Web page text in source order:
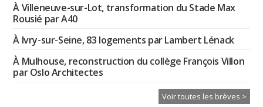
À Villeneuve-sur-Lot, transformation du Stade Max
Rousié par A40
À Ivry-sur-Seine, 83 logements par Lambert Lénack
À Mulhouse, reconstruction du collège François Villon
par Oslo Architectes
Voir toutes les brèves >